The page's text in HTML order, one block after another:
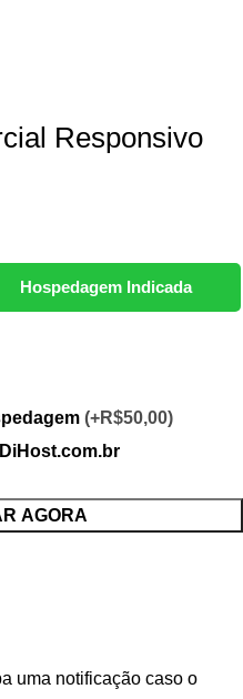
Responsivo
Hospedagem Indicada
(+R$50,00)
AGORA
uma notificação caso o